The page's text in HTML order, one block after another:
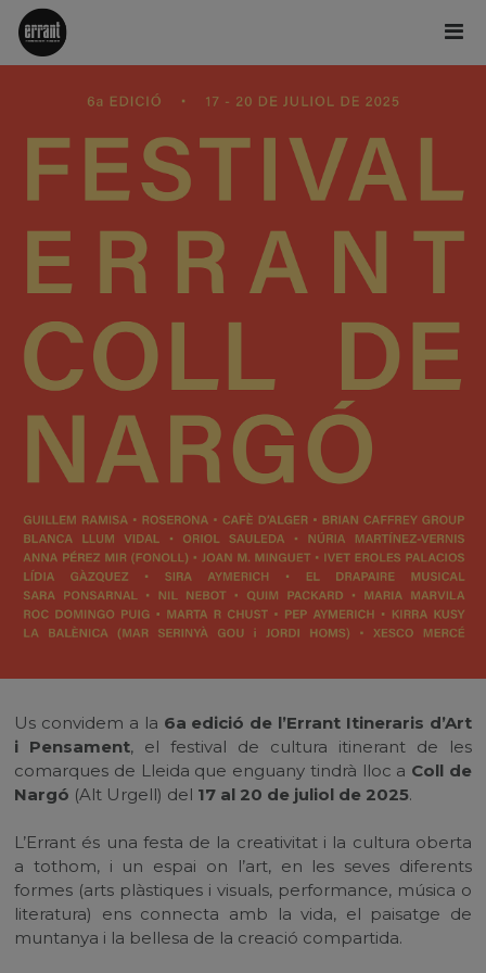
Us convidem a la 6a edició de l’Errant Itineraris d’Art
i Pensament, el festival de cultura itinerant de les
comarques de Lleida que enguany tindrà lloc a Coll de
Nargó (Alt Urgell) del 17 al 20 de juliol de 2025.
L’Errant és una festa de la creativitat i la cultura oberta
a tothom, i un espai on l’art, en les seves diferents
formes (arts plàstiques i visuals, performance, música o
literatura) ens connecta amb la vida, el paisatge de
muntanya i la bellesa de la creació compartida.